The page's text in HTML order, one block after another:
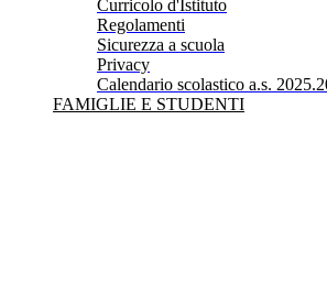
Curricolo d'Istituto
Regolamenti
Sicurezza a scuola
Privacy
Calendario scolastico a.s.
FAMIGLIE E STUDENTI